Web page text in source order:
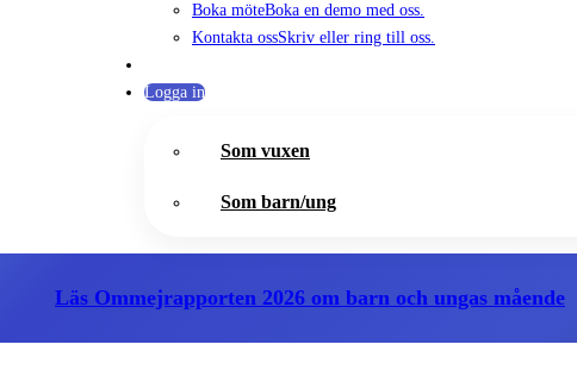
Boka möteBoka en demo med oss.
Kontakta ossSkriv eller ring till oss.
Logga in
Som vuxen
Som barn/ung
Läs Ommejrapporten 2026 om barn och ungas mående